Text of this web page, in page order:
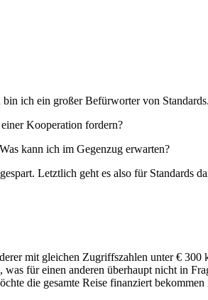
ich ein großer Befürworter von
Kooperation fordern?
kann ich im Gegenzug erwarten?
Letztlich geht es also für Standards
mit gleichen Zugriffszahlen unter € 300
für einen anderen überhaupt nicht in
die gesamte Reise finanziert